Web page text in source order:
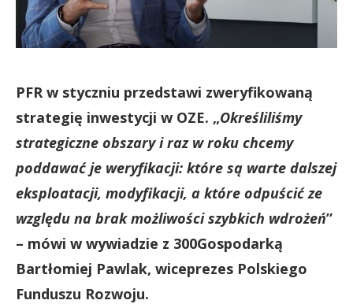
PFR w styczniu przedstawi zweryfikowaną
strategię inwestycji w OZE. „Określiliśmy
strategiczne obszary i raz w roku chcemy
poddawać je weryfikacji: które są warte dalszej
eksploatacji, modyfikacji, a które odpuścić ze
względu na brak możliwości szybkich wdrożeń”
– mówi w wywiadzie z 300Gospodarką
Bartłomiej Pawlak, wiceprezes Polskiego
Funduszu Rozwoju.